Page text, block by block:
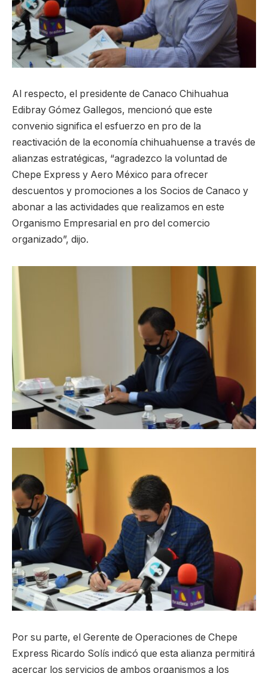
Al respecto, el presidente de Canaco Chihuahua
Edibray Gómez Gallegos, mencionó que este
convenio significa el esfuerzo en pro de la
reactivación de la economía chihuahuense a través de
alianzas estratégicas, “agradezco la voluntad de
Chepe Express y Aero México para ofrecer
descuentos y promociones a los Socios de Canaco y
abonar a las actividades que realizamos en este
Organismo Empresarial en pro del comercio
organizado”, dijo.
Por su parte, el Gerente de Operaciones de Chepe
Express Ricardo Solís indicó que esta alianza permitirá
acercar los servicios de ambos organismos a los